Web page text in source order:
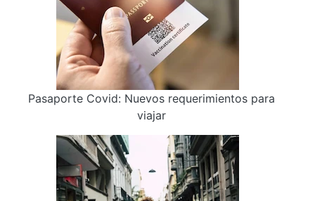
Pasaporte Covid: Nuevos requerimientos para
viajar